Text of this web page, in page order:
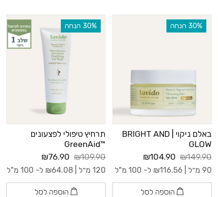
‫30% הנחה
באלם ניקוי | BRIGHT AND
GLOW
₪149.90
₪104.90
90 מ״ל | ₪116.56 ל- 100 מ"ל
הוספה לסל
‫30% הנחה
תרחיץ טיפולי לפצעונים
™GreenAid
₪109.90
₪76.90
120 מ״ל | ₪64.08 ל- 100 מ"ל
הוספה לסל